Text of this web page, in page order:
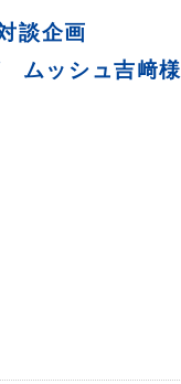
談企画
ッシュ吉﨑様